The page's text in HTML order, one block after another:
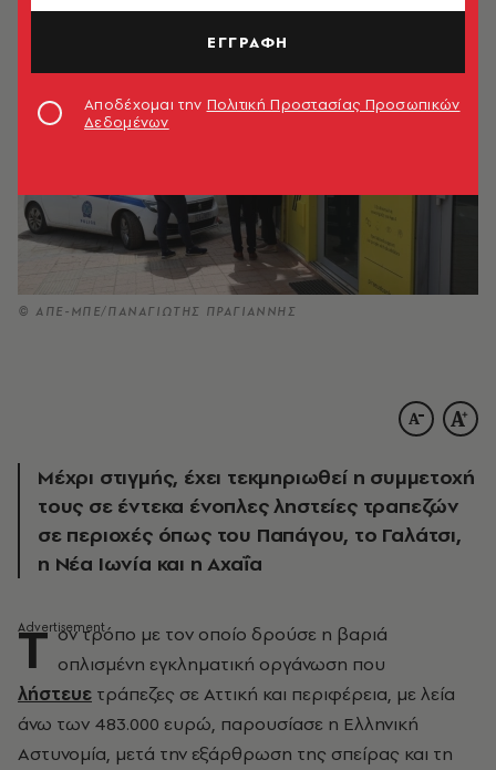
© ΑΠΕ-ΜΠΕ/ΠΑΝΑΓΙΩΤΗΣ ΠΡΑΓΙΑΝΝΗΣ
Μέχρι στιγμής, έχει τεκμηριωθεί η συμμετοχή
τους σε έντεκα ένοπλες ληστείες τραπεζών
σε περιοχές όπως του Παπάγου, το Γαλάτσι,
η Νέα Ιωνία και η Αχαΐα
Τ ον τρόπο με τον οποίο δρούσε η βαριά
οπλισμένη εγκληματική οργάνωση που
λήστευε τράπεζες σε Αττική και περιφέρεια, με λεία
άνω των 483.000 ευρώ, παρουσίασε η Ελληνική
Αστυνομία, μετά την εξάρθρωση της σπείρας και τη
ΕΓΓΡΑΦΗ
Αποδέχομαι την Πολιτική Προστασίας Προσωπικών
Δεδομένων